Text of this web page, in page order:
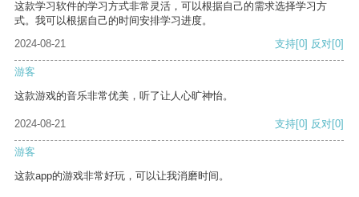
这款学习软件的学习方式非常灵活，可以根据自己的需求选择学习方
式。我可以根据自己的时间安排学习进度。
2024-08-21
支持[0] 反对[0]
游客
这款游戏的音乐非常优美，听了让人心旷神怡。
2024-08-21 支持[0] 反对[0]
游客
这款app的游戏非常好玩，可以让我消磨时间。